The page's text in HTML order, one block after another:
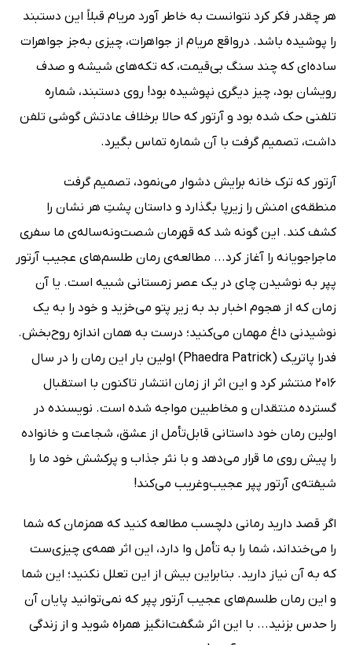
هر چقدر فکر کرد نتوانست به خاطر آورد مریام قبلاً این دستبند
را پوشیده باشد. درواقع مریام از جواهرات، چیزی به‌جز جواهرات
ساده‌ای که چند سنگ بی‌قیمت، که تکه‌های شیشه و صدف
رویشان بود، چیز دیگری نپوشیده بود! روی دستبند، شماره
تلفنی حک شده بود و آرتور که حالا برخلاف عادتش گوشی تلفن
داشت، تصمیم گرفت با آن شماره تماس بگیرد.
آرتور که ترک خانه‌ برایش دشوار می‌نمود، تصمیم گرفت
منطقه‌ی امنش را زیرپا بگذارد و داستان پشتِ هر نشان را
کشف کند. این گونه شد که قهرمان شصت‌ونه‌ساله‌ی ما سفری
ماجراجویانه را آغاز کرد... مطالعه‌ی رمان طلسم‌های عجیب آرتور
پپر به نوشیدن چای در یک عصر زمستانی شبیه است. یا آن
زمان که از هجوم اخبار بد به زیر پتو می‌خزید و خود را به یک
نوشیدنی داغ مهمان می‌کنید؛ درست به همان اندازه روح‌بخش.
فدرا پاتریک (Phaedra Patrick) اولین بار این رمان را در سال
2016 منتشر کرد و این اثر از زمان انتشار تاکنون با استقبال
گسترده منتقدان و مخاطبین مواجه شده است. نویسنده در
اولین رمان خود داستانی قابل‌تأمل از عشق، شجاعت و خانواده
را پیش روی ما قرار می‌دهد و با نثر جذاب و پرکشش خود ما را
شیفته‌ی آرتور پپر عجیب‌وغریب می‌کند!
اگر قصد دارید رمانی دلچسب مطالعه کنید که همزمان که شما
را می‌خنداند، شما را به تأمل وا دارد، این اثر همه‌ی چیزی‌ست
که به آن نیاز دارید. بنابراین بیش از این تعلل نکنید؛ این شما
و این رمان طلسم‌های عجیب آرتور پپر که نمی‌توانید پایان آن
را حدس بزنید... با این اثر شگفت‌انگیز همراه شوید و از زندگی